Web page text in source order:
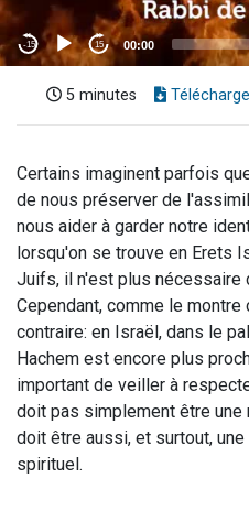
5 minutes
Certains imaginent parfois
de nous préserver de
nous aider à garder notre
lorsqu'on se trouve en Erets
Juifs, il n'est plus
Cependant, comme le
contraire: en Israël, dans le
Hachem est encore plus
important de veiller à
doit pas simplement être
doit être aussi, et surtout,
spirituel.